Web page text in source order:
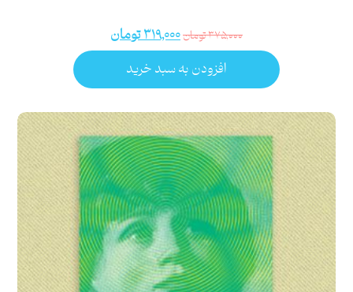
۳۷۵,۰۰۰تومان۳۱۹,۰۰۰تومان
افزودن به سبد خرید